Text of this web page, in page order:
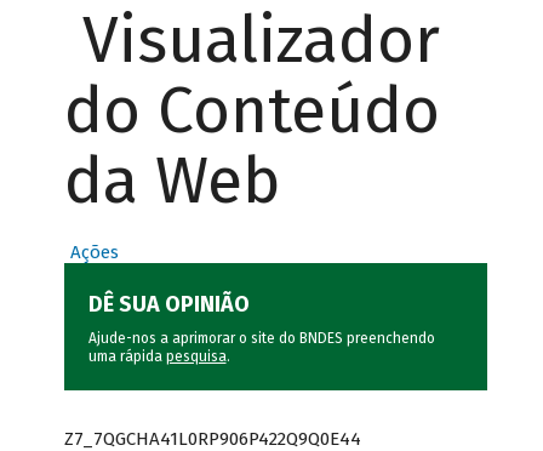
Visualizador
do Conteúdo
da Web
Ações
DÊ SUA OPINIÃO
Ajude-nos a aprimorar o site do BNDES preenchendo
uma rápida pesquisa.
Z7_7QGCHA41L0RP906P422Q9Q0E44